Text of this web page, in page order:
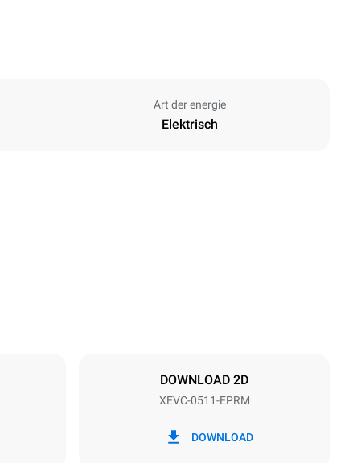
Art der energie
Elektrisch
DOWNLOAD 2D
XEVC-0511-EPRM
DOWNLOAD